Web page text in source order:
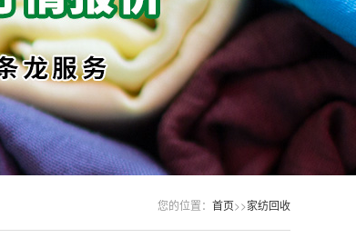
您的位置： 首页>>家纺回收